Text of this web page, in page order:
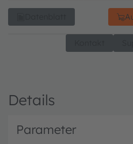
Details
Parameter